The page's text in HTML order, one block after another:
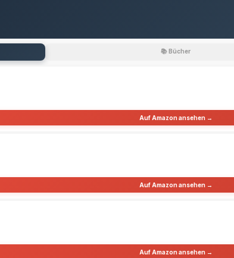
📚 Bücher
Auf Amazon ansehen →
Auf Amazon ansehen →
Auf Amazon ansehen →